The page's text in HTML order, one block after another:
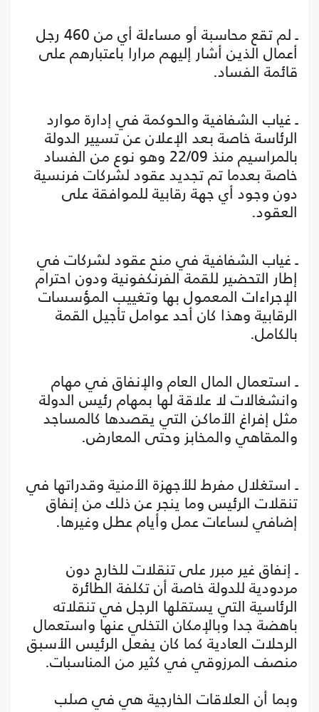
ـ لم تقع محاسبة أو مساءلة أي من 460 رجل
أعمال الذين أشار إليهم مرارا باعتبارهم على
قائمة الفساد.
ـ غياب الشفافية والحوكمة في إدارة موارد
الرئاسة خاصة بعد الإعلان عن تسيير الدولة
بالمراسيم منذ 22/09 وهو نوع من الفساد
خاصة بعدما تم تجديد عقود لشركات فرنسية
دون وجود أي جهة رقابية للموافقة على
العقود.
ـ غياب الشفافية في منح عقود لشركات في
إطار التحضير للقمة الفرنكفونية ودون احترام
الإجراءات المعمول بها وتغييب المؤسسات
الرقابية وهذا كان أحد عوامل تأجيل القمة
بالكامل.
ـ استعمال المال العام والإنفاق في مهام
وانشغالات لا علاقة لها بمهام رئيس الدولة
مثل إفراغ الأماكن التي يقصدها كالمساجد
والمقاهي والمخابز وحتى المعارض.
ـ استغلال مفرط للأجهزة الأمنية وقدراتها في
تنقلات الرئيس وما ينجر عن ذلك من إنفاق
إضافي لساعات عمل وأيام عطل وغيرها.
ـ إنفاق غير مبرر على تنقلات للخارج دون
مردودية للدولة خاصة أن تكلفة الطائرة
الرئاسية التي يستقلها الرجل في تنقلاته
باهضة جدا وبالإمكان التخلي عنها واستعمال
الرحلات العادية كما كان يفعل الرئيس الأسبق
منصف المرزوقي في كثير من المناسبات.
وبما أن العلاقات الخارجية هي في صلب